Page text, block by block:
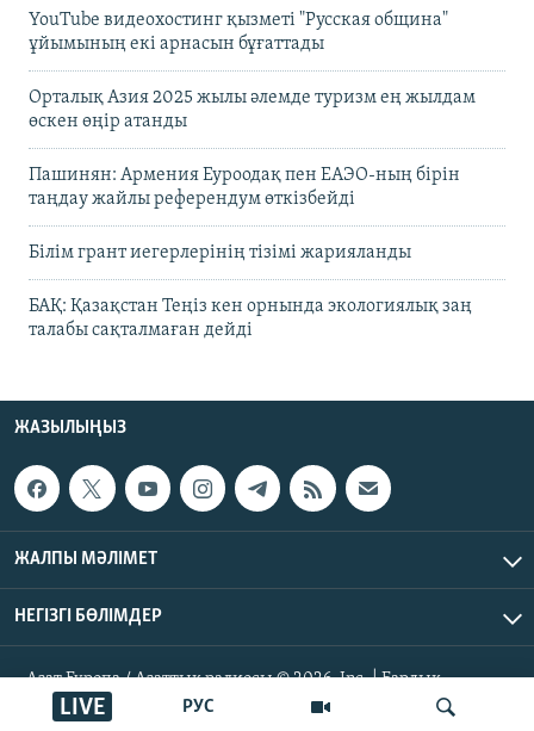
РУС
LIVE
YouTube видеохостинг қызметі "Русская община"
ұйымының екі арнасын бұғаттады
Орталық Азия 2025 жылы әлемде туризм ең жылдам
өскен өңір атанды
Пашинян: Армения Еуроодақ пен ЕАЭО-ның бірін
таңдау жайлы референдум өткізбейді
Білім грант иегерлерінің тізімі жарияланды
БАҚ: Қазақстан Теңіз кен орнында экологиялық заң
талабы сақталмаған дейді
ЖАЗЫЛЫҢЫЗ
ЖАЛПЫ МӘЛІМЕТ
НЕГІЗГІ БӨЛІМДЕР
Азат Еуропа / Азаттық радиосы © 2026, Inc. | Барлық
құқықтары қорғалған